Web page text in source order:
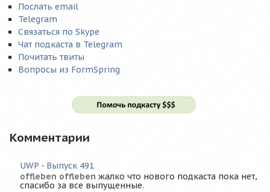
Послать email
Telegram
Связаться по Skype
Чат подкаста в Telegram
Почитать твиты
Вопросы из FormSpring
Комментарии
UWP - Выпуск 491
offleben offleben жалко что нового подкаста пока нет,
спасибо за все выпущенные.